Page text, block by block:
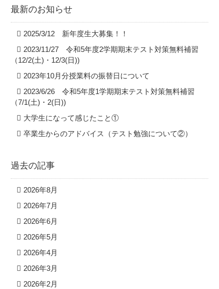
最新のお知らせ
2025/3/12 新年度生大募集！！
2023/11/27 令和5年度2学期期末テスト対策無料補習
（12/2(土)・12/3(日))
2023年10月分授業料の振替日について
2023/6/26 令和5年度1学期期末テスト対策無料補習
（7/1(土)・2(日))
大学生になって感じたこと①
卒業生からのアドバイス（テスト勉強について②）
過去の記事
2026年8月
2026年7月
2026年6月
2026年5月
2026年4月
2026年3月
2026年2月